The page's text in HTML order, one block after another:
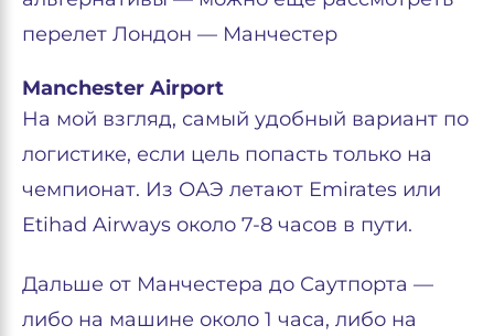
перелет Лондон — Манчестер
Manchester Airport
На мой взгляд, самый удобный вариант по
логистике, если цель попасть только на
чемпионат. Из ОАЭ летают Emirates или
Etihad Airways около 7-8 часов в пути.
Дальше от Манчестера до Саутпорта —
либо на машине около 1 часа, либо на